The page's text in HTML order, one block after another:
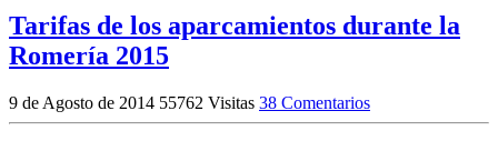
Tarifas de los aparcamientos durante la
Romería 2015
9 de Agosto de 2014 55762 Visitas 38 Comentarios